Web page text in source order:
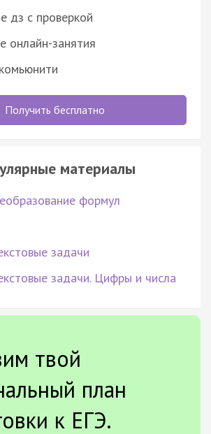
дз с проверкой
онлайн-занятия
Получить бесплатно
материалы
формул
задачи
задачи. Цифры и числа
твой
план
к ЕГЭ.